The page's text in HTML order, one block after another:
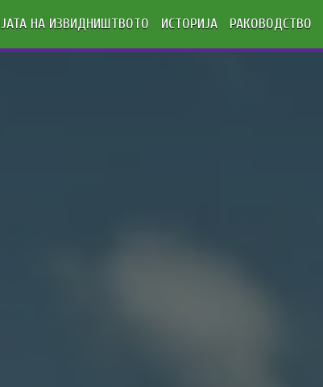
НА ИЗВИДНИШТВОТО ИСТОРИЈА РАКОВОДСТВО